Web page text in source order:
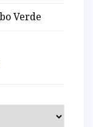
Verde